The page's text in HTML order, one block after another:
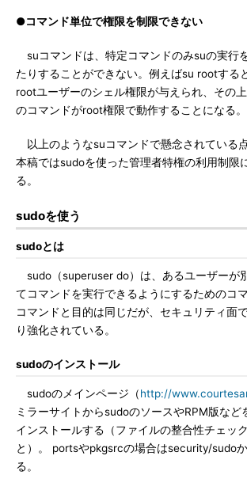
●コマンド単位で権限を制限できない
suコマンドは、特定コマンドのみsuの実行
たりすることができない。例えばsu rootする
rootユーザーのシェル権限が与えられ、その
のコマンドがroot権限で動作することになる。
以上のようなsuコマンドで懸念されている
本稿ではsudoを使った管理者特権の利用制限
る。
sudoを使う
sudoとは
sudo（superuser do）は、あるユーザーが
てコマンドを実行できるようにするためのコ
コマンドと目的は同じだが、セキュリティ面
り強化されている。
sudoのインストール
sudoのメインページ（http://
ミラーサイトからsudoのソースやRPM版など
インストールする（ファイルの整合性チェッ
と）。 portsやpkgsrcの場合はsecurity/sudo
る。